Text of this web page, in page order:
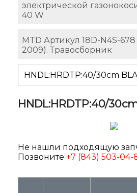
электрической
40 W
MTD Артикул 18D-N4S-
2009). Травосборник
HNDL:HRDTP:40/30cm
HNDL:HRDTP:40/
Не нашли подходящую
Позвоните +7 (843) 503-04-